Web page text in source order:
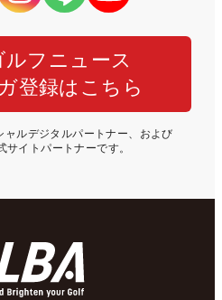
ルフニュース
登録はこちら
ャルデジタルパートナー、および
サイトパートナーです。